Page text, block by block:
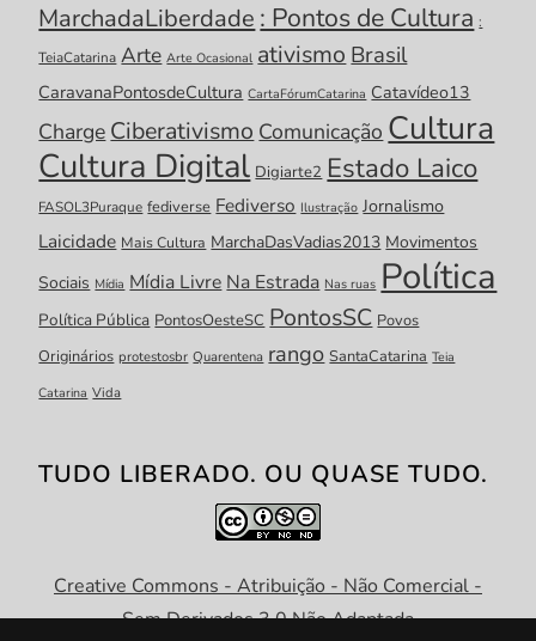
MarchadaLiberdade : Pontos de Cultura :
TeiaCatarina Arte Arte Ocasional ativismo Brasil
CaravanaPontosdeCultura CartaFórumCatarina Catavídeo13
Charge Ciberativismo Comunicação Cultura
Cultura Digital Digiarte2 Estado Laico
FASOL3Puraque fediverse Fediverso Ilustração Jornalismo
Laicidade Mais Cultura MarchaDasVadias2013 Movimentos
Sociais Mídia Mídia Livre Na Estrada Nas ruas Política
Política Pública PontosOesteSC PontosSC Povos
Originários protestosbr Quarentena rango SantaCatarina Teia
Catarina Vida
TUDO LIBERADO. OU QUASE TUDO.
Creative Commons - Atribuição - Não Comercial -
Sem Derivados 3.0 Não Adaptada